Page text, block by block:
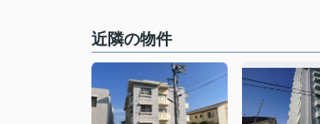
近隣の物件